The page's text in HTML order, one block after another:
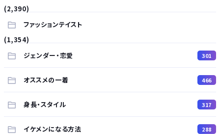
(2,390)
ファッションテイスト
(1,354)
ジェンダー・恋愛
301
オススメの一着 466
身長・スタイル 317
イケメンになる方法 288